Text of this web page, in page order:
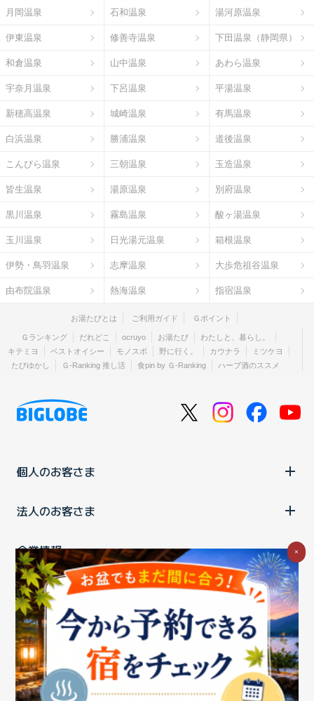
月岡温泉 石和温泉 湯河原温泉
伊東温泉 修善寺温泉 下田温泉（静岡県）
和倉温泉 山中温泉 あわら温泉
宇奈月温泉 下呂温泉 平湯温泉
新穂高温泉 城崎温泉 有馬温泉
白浜温泉 勝浦温泉 道後温泉
こんぴら温泉 三朝温泉 玉造温泉
皆生温泉 湯原温泉 別府温泉
黒川温泉 霧島温泉 酸ヶ湯温泉
玉川温泉 日光湯元温泉 箱根温泉
伊勢・鳥羽温泉 志摩温泉 大歩危祖谷温泉
由布院温泉 熱海温泉 指宿温泉
お湯たびとは ご利用ガイド Ｇポイント
Ｇランキング だれどこ ocruyo お湯たび
わたしと、暮らし。
キテミヨ
ベストオイシー モノスポ 野に行く。 カウナラ
ミツケヨ
たびゆかし
Ｇ-Ranking 推し活 食pin by Ｇ-Ranking ハーブ酒のススメ
個人のお客さま
法人のお客さま
企業情報
ご利用中の方
お問い合わせ消費税の表示 ウェブアクセシビリティの取り組み
個人情報保護ポリシープライバシーポータル
Cookieポリシー
特定商取引法に基づく表記情報セキュリティ基本方針
商標についてBIGLOBEトップ
×